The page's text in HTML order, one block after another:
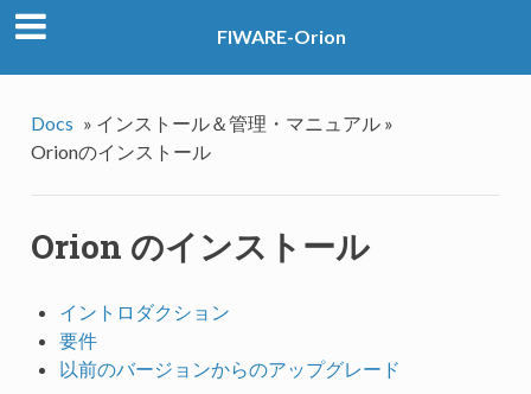
FIWARE-Orion
Docs » インストール＆管理・マニュアル »
Orionのインストール
Orion のインストール
イントロダクション
要件
以前のバージョンからのアップグレード